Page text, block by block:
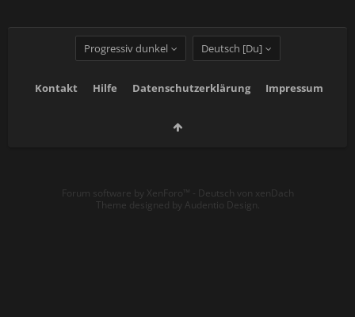
Progressiv dunkel Deutsch [Du]
Kontakt Hilfe Datenschutzerklärung Impressum
Forum software by XenForo™ - Deutsch von xenDach
Theme designed by Audentio Design.